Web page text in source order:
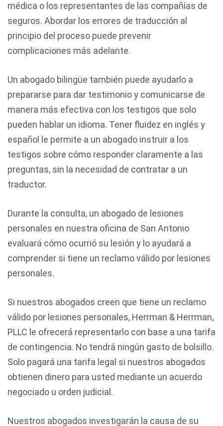
médica o los representantes de las compañías de
seguros. Abordar los errores de traducción al
principio del proceso puede prevenir
complicaciones más adelante.
Un abogado bilingüe también puede ayudarlo a
prepararse para dar testimonio y comunicarse de
manera más efectiva con los testigos que solo
pueden hablar un idioma. Tener fluidez en inglés y
español le permite a un abogado instruir a los
testigos sobre cómo responder claramente a las
preguntas, sin la necesidad de contratar a un
traductor.
Durante la consulta, un abogado de lesiones
personales en nuestra oficina de San Antonio
evaluará cómo ocurrió su lesión y lo ayudará a
comprender si tiene un reclamo válido por lesiones
personales.
Si nuestros abogados creen que tiene un reclamo
válido por lesiones personales, Herrman & Herrman,
PLLC le ofrecerá representarlo con base a una tarifa
de contingencia. No tendrá ningún gasto de bolsillo.
Solo pagará una tarifa legal si nuestros abogados
obtienen dinero para usted mediante un acuerdo
negociado u orden judicial.
Nuestros abogados investigarán la causa de su